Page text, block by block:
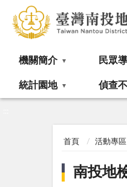
機關簡介 民眾
統計園地 偵查
首頁 活動專區
南投地